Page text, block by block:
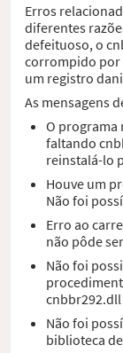
Erros
diferentes
defeituoso, o
corrompido por
um registro
As mensagens
O programa
faltando
reinstalá-lo
Houve um
Não foi
Erro ao
não pôde
Não foi
cnbbr292.dll
Não foi
biblioteca